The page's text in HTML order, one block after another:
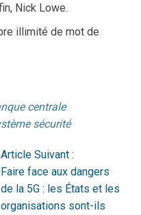
Nick Lowe.
illimité de mot de
centrale
sécurité
Article Suivant :
Faire face aux dangers
de la 5G : les États et les
organisations sont-ils